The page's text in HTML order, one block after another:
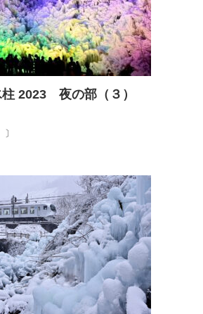
2023 夜の部（３）